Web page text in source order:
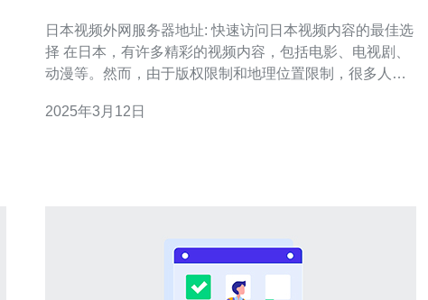
日本视频外网服务器地址: 快速访问日本视频内容的最佳选
择 在日本，有许多精彩的视频内容，包括电影、电视剧、
动漫等。然而，由于版权限制和地理位置限制，很多人在
频外网服务器地址，我们可以轻松地绕过这些限制，快速
2025年3月12日